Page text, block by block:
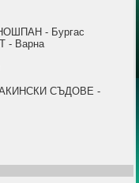
- Бургас
- Варна
СЪДОВЕ -